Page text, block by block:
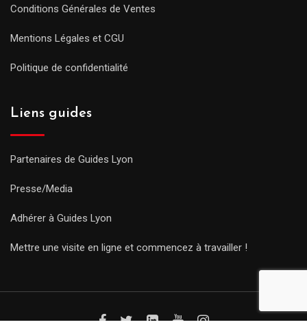
Conditions Générales de Ventes
Mentions Légales et CGU
Politique de confidentialité
Liens guides
Partenaires de Guides Lyon
Presse/Media
Adhérer à Guides Lyon
Mettre une visite en ligne et commencez à travailler !